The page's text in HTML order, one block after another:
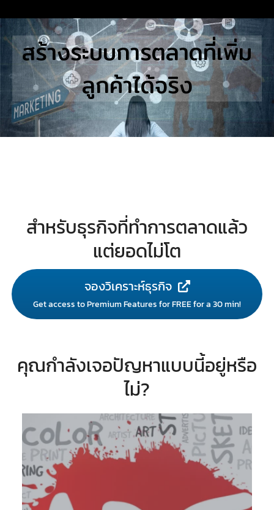
to
content
STUDIES
Search
for:สร้างระบบการตลาดที่เพิ่ม
ลูกค้าได้จริง
สำหรับธุรกิจที่ทำการตลาดแล้ว
แต่ยอดไม่โต
จองวิเคราะห์ธุรกิจ
Get access to Premium Features for FREE for a 30 min!
คุณกำลังเจอปัญหาแบบนี้อยู่หรือ
ไม่?